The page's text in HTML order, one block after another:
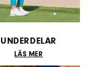
UNDERDELAR
LÄS MER